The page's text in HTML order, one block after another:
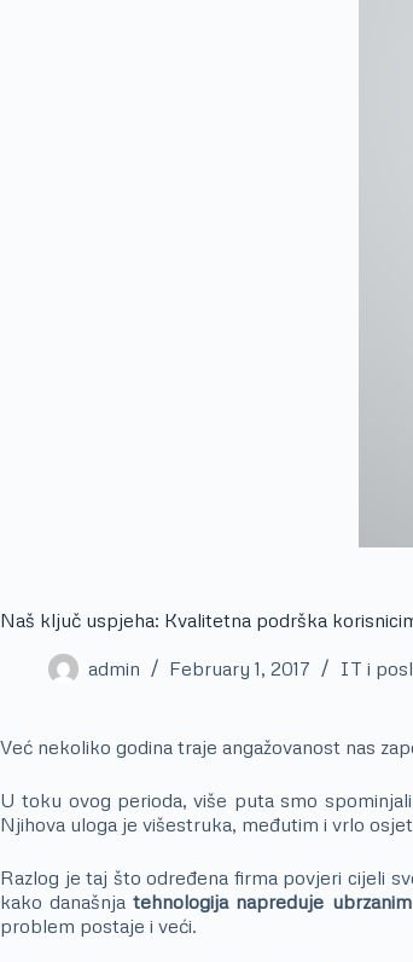
Naš ključ uspjeha: Kvalitetna podrška
admin February 1, 2017 IT i
Već nekoliko godina traje angažovanost nas
U toku ovog perioda, više puta smo spominjali
Njihova uloga je višestruka, međutim i vrlo
Razlog je taj što određena firma povjeri cijeli
kako današnjatehnologija napreduje
problem postaje i veći.